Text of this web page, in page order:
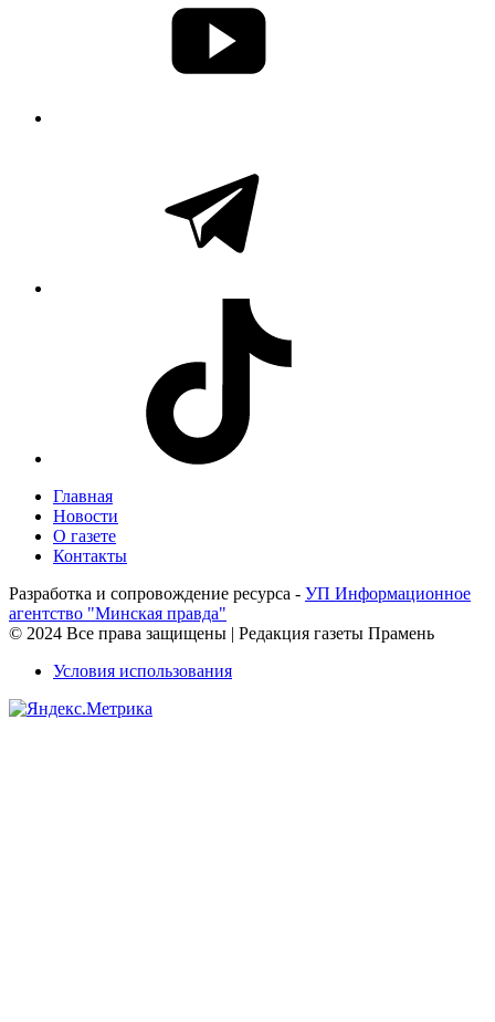
Главная
Новости
О газете
Контакты
Разработка и сопровождение ресурса - УП Информационное
агентство "Минская правда"
© 2024 Все права защищены | Редакция газеты Прамень
Условия использования